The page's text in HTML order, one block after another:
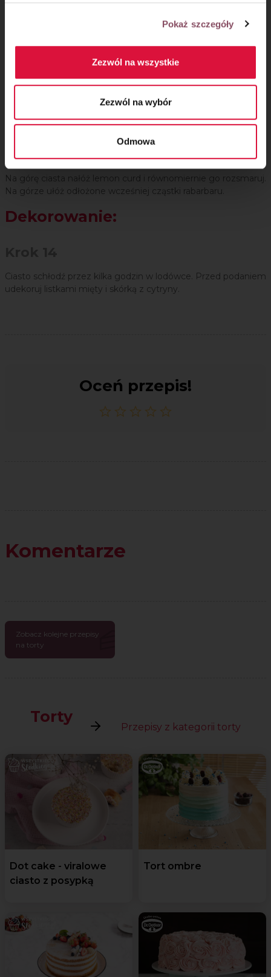
Pokaż szczegóły
Zezwól na wszystkie
Zezwól na wybór
Odmowa
Do drugiej miseczki dodaj 2 łyżeczki cukru pudru. Miksuj, do
schłodzonego musu z rabarbaru i krótko zmiksuj do
połączenia składników. Masę przełóż na drugą warstwę
Przykryj trzecią warstwą biszkoptu.
Krok 13
Na górę ciasta nałóż lemon curd i równomiernie go rozsmaruj.
Na górze ułóż odłożone wcześniej cząstki rabarbaru.
Dekorowanie:
Ciasto schłodź przez kilka godzin w lodówce. Przed podaniem
udekoruj listkami mięty i skórką z cytryny.
Oceń przepis!
Komentarze
Zobacz kolejne przepisy
na torty
Torty
Przepisy z kategorii torty
Dot cake - viralowe
ciasto z posypką
Tort ombre